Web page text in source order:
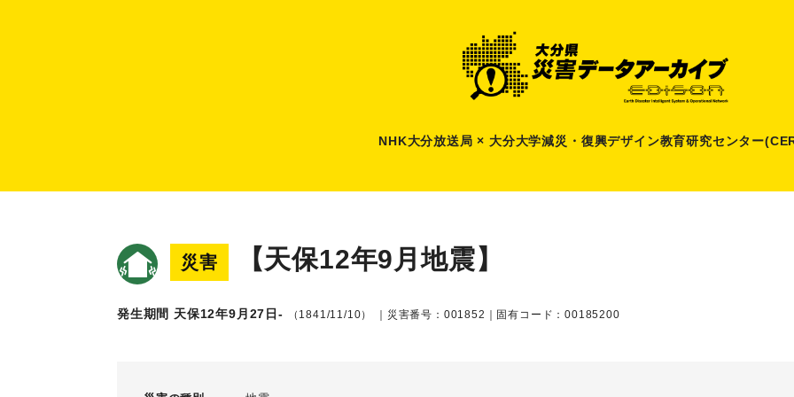
NHK大分放送局 × 大分大学減災 ・ 復興デザイン教育研究センター
災害 【天保12年9月地震】
発生期間 天保12年9月27日- （1841/11/10） ｜災害番号：001852｜固有コード：00185200